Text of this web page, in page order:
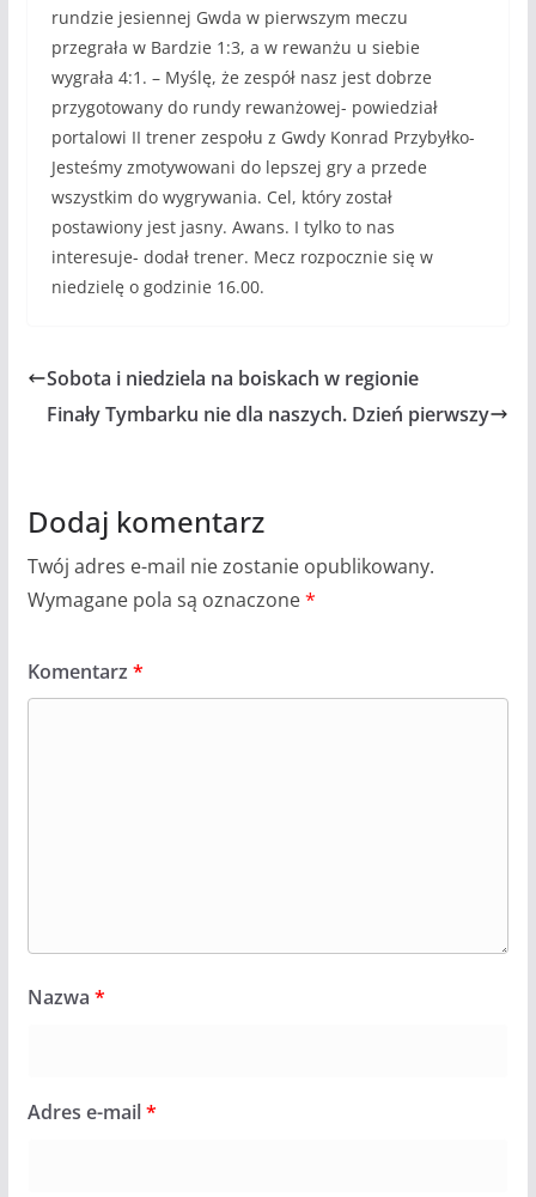
rundzie jesiennej Gwda w pierwszym meczu
przegrała w Bardzie 1:3, a w rewanżu u siebie
wygrała 4:1. – Myślę, że zespół nasz jest dobrze
przygotowany do rundy rewanżowej- powiedział
portalowi II trener zespołu z Gwdy Konrad Przybyłko-
Jesteśmy zmotywowani do lepszej gry a przede
wszystkim do wygrywania. Cel, który został
postawiony jest jasny. Awans. I tylko to nas
interesuje- dodał trener. Mecz rozpocznie się w
niedzielę o godzinie 16.00.
Sobota i niedziela na boiskach w regionie
Finały Tymbarku nie dla naszych. Dzień pierwszy
Dodaj komentarz
Twój adres e-mail nie zostanie opublikowany.
Wymagane pola są oznaczone*
Komentarz *
Nazwa *
Adres e-mail*